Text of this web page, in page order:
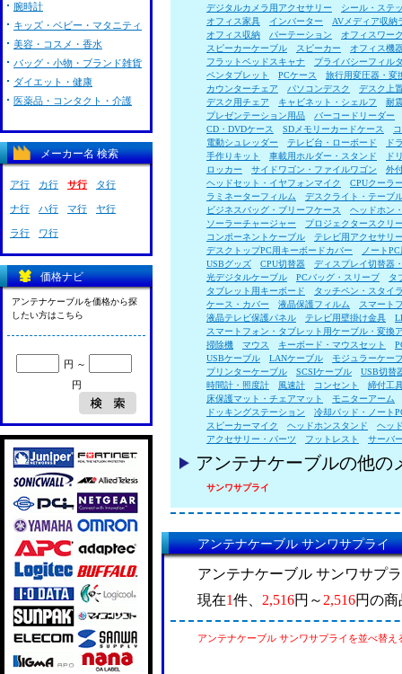
デジタルカメラ用アクセサリー
シール・ステ
オフィス家具
インバーター
AVメディア収納
オフィス収納
パーテーション
オフィスワー
スピーカーケーブル
スピーカー
オフィス機
フラットベッドスキャナ
プライバシーフィル
ペンタブレット
PCケース
旅行用変圧器・変
カウンターチェア
パソコンデスク
デスク上
デスク用チェア
キャビネット・シェルフ
耐
プレゼンテーション用品
バーコードリーダー
CD・DVDケース
SDメモリーカードケース
電動シュレッダー
テレビ台・ローボード
ド
手作りキット
車載用ホルダー・スタンド
ド
ロッカー
サイドワゴン・ファイルワゴン
外
ヘッドセット・イヤフォンマイク
CPUクーラ
ラミネーターフィルム
デスクライト・テーブ
ビジネスバッグ・ブリーフケース
ヘッドホン
ソーラーチャージャー
プロジェクタースクリ
コンポーネントケーブル
テレビ用アクセサリ
デスクトップPC用キーボードカバー
ノート
USBグッズ
CPU切替器
ディスプレイ切替器
光デジタルケーブル
PCバッグ・スリーブ
タ
タブレット用キーボード
タッチペン・スタイ
ケース・カバー
液晶保護フィルム
スマート
液晶テレビ保護パネル
テレビ用壁掛け金具
スマートフォン・タブレット用ケーブル・変換
掃除機
マウス キーボード・マウスセット
USBケーブル
LANケーブル
モジュラーケー
プリンターケーブル
SCSIケーブル
USB切替
時間計・照度計
風速計 コンセント
締付工
床保護マット・チェアマット
モニターアーム
ドッキングステーション
冷却パッド・ノート
スピーカーマイク
ヘッドホンスタンド
ヘッ
アクセサリー・パーツ
フットレスト サーバ
アンテナケーブルの他の
サンワサプライ
アンテナケーブル サンワサプライ
アンテナケーブル サンワサプ
現在1件、 2,516円～2,516円の
アンテナケーブル サンワサプライを並べ替え
腕時計
キッズ・ベビー・マタニティ
美容・コスメ・香水
バッグ・小物・ブランド雑貨
ダイエット・健康
医薬品・コンタクト・介護
メーカー名 検索
ア行 カ行 サ行 タ行
ナ行 ハ行 マ行 ヤ行
ラ行 ワ行
価格ナビ
アンテナケーブルを価格から探
したい方はこちら
円 ～
円